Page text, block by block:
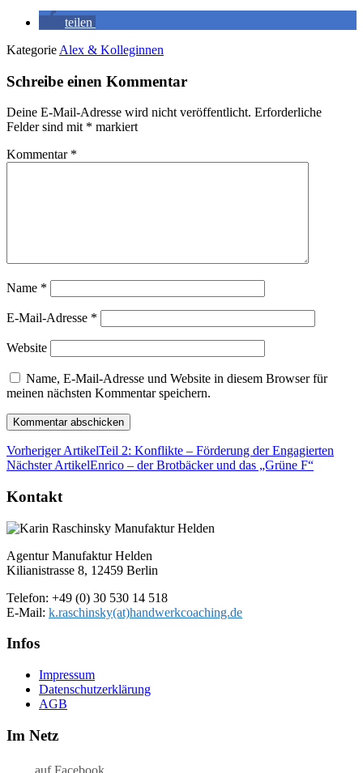
teilen
Kategorie Alex & Kolleginnen
Schreibe einen Kommentar
Deine E-Mail-Adresse wird nicht veröffentlicht. Erforderliche
Felder sind mit * markiert
Kommentar *
Name *
E-Mail-Adresse *
Website
Name, E-Mail-Adresse und Website in diesem Browser für
meinen nächsten Kommentar speichern.
Vorheriger ArtikelTeil 2: Konflikte – Förderung der Engagierten
Nächster ArtikelEnrico – der Brotbäcker und das „Grüne F“
Kontakt
Agentur Manufaktur Helden
Kilianistrasse 8, 12459 Berlin
Telefon: +49 (0) 30 530 14 518
E-Mail: k.raschinsky(at)handwerkcoaching.de
Infos
Impressum
Datenschutz­erklärung
AGB
Im Netz
auf Facebook